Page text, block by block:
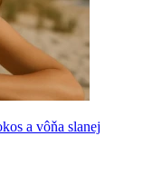
a vôňa slanej